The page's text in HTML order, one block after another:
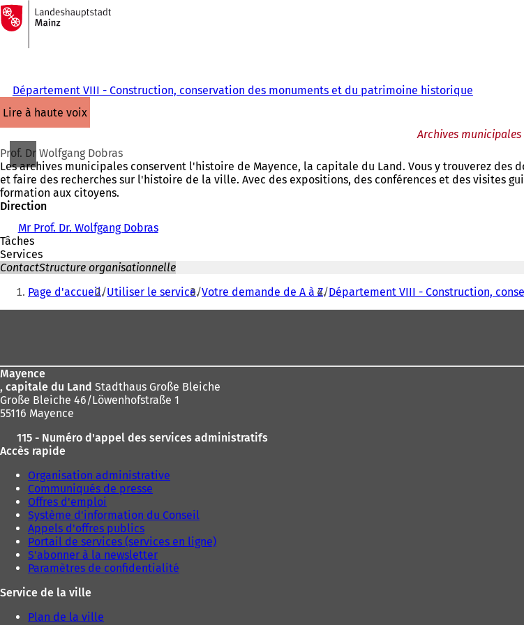
Accéder au contenu
Vers
la
page
d'accueil
Département VIII - Construction, conservation des monuments et du patrimoine historique
lire à haute voix
Archives municipales
Prof. Dr Wolfgang Dobras
Les archives municipales conservent l'histoire de Mayence, la capitale du Land. Vous y trouverez
et faire des recherches sur l'histoire de la ville. Avec des expositions, des conférences et des visites
formation aux citoyens.
Direction
Mr Prof. Dr. Wolfgang Dobras
Tâches
Services
ContactStructure organisationnelle
Vous
êtes
Page d'accueil Utiliser le service Votre demande de A à Z Département VIII - Construction,
Mayence
, capitale du Land Stadthaus Große Bleiche
Große Bleiche 46/Löwenhofstraße 1
55116 Mayence
115 - Numéro d'appel des services administratifs
Accès rapide
Organisation administrative
Communiqués de presse
Offres d'emploi
Système d'information du Conseil
Appels d'offres publics
Portail de services (services en ligne)
S'abonner à la newsletter
Paramètres de confidentialité
Service de la ville
Plan de la ville